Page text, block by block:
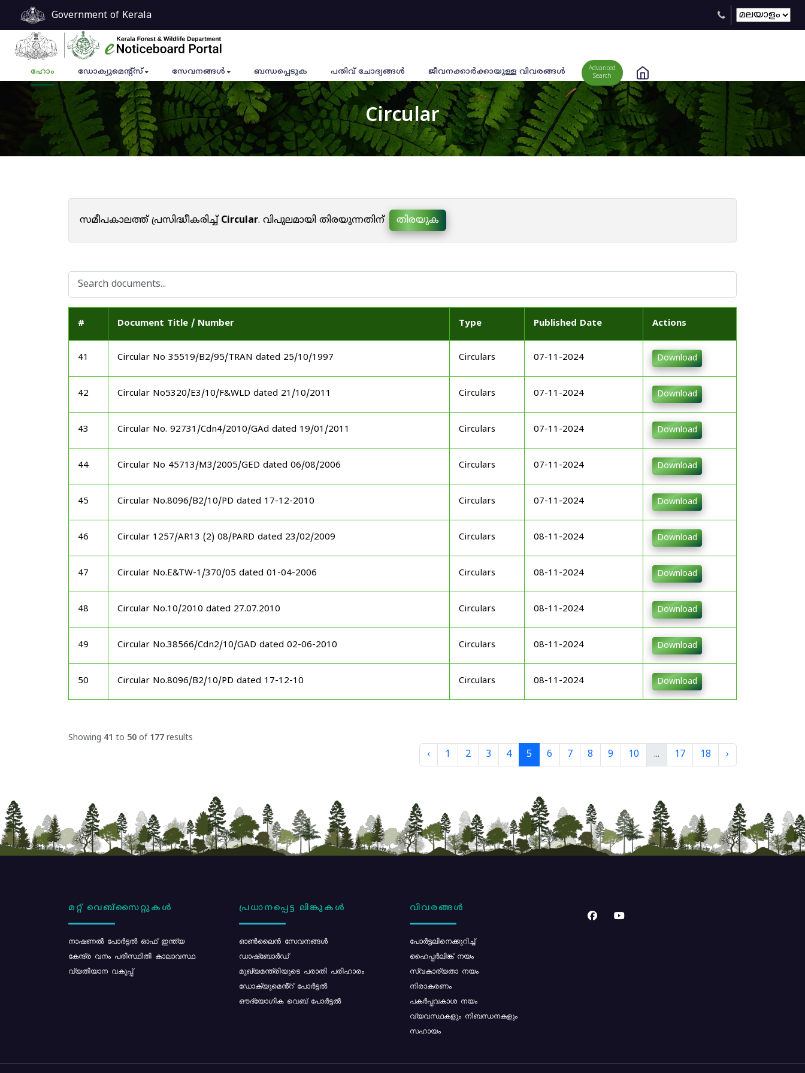
Government of Kerala
ഹോം ഡോക്യുമെൻ്റ്സ് സേവനങ്ങൾ ബന്ധപ്പെടുക പതിവ് ചോദ്യങ്ങൾ ജീവനക്കാര്‍ക്കായുള്ള വിവരങ്ങള്‍
Advanced
Search
Circular
സമീപകാലത്ത് പ്രസിദ്ധീകരിച്ച്Circular. വിപുലമായി തിരയുന്നതിന് തിരയുക
# Document Title / Number Type Published Date Actions
41 Circular No 35519/B2/95/TRAN dated 25/10/1997 Circulars 07-11-2024 Download
42 Circular No5320/E3/10/F&WLD dated 21/10/2011 Circulars 07-11-2024 Download
43 Circular No. 92731/Cdn4/2010/GAd dated 19/01/2011 Circulars 07-11-2024 Download
44 Circular No 45713/M3/2005/GED dated 06/08/2006 Circulars 07-11-2024 Download
45 Circular No.8096/B2/10/PD dated 17-12-2010 Circulars 07-11-2024 Download
46 Circular 1257/AR13 (2) 08/PARD dated 23/02/2009 Circulars 08-11-2024 Download
47 Circular No.E&TW-1/370/05 dated 01-04-2006 Circulars 08-11-2024 Download
48 Circular No.10/2010 dated 27.07.2010 Circulars 08-11-2024 Download
49 Circular No.38566/Cdn2/10/GAD dated 02-06-2010 Circulars 08-11-2024 Download
50 Circular No.8096/B2/10/PD dated 17-12-10 Circulars 08-11-2024 Download
Showing 41 to 50 of 177 results
‹ 1 2 3 4 5 6 7 8 9 10 ... 17 18 ›
മറ്റ് വെബ്സൈറ്റുകൾ
നാഷണൽ പോർട്ടൽ ഓഫ് ഇന്ത്യ
കേന്ദ്ര വനം പരിസ്ഥിതി കാലാവസ്ഥ
വ്യതിയാന വകുപ്പ്
പ്രധാനപ്പെട്ട ലിങ്കുകൾ
ഓൺലൈൻ സേവനങ്ങൾ
ഡാഷ്ബോർഡ്
മുഖ്യമന്ത്രിയുടെ പരാതി പരിഹാരം
ഡോക്യുമെൻ്റ് പോർട്ടൽ
ഔദ്യോഗിക വെബ് പോർട്ടൽ
വിവരങ്ങൾ
പോര്‍ട്ടലിനെക്കുറിച്ച്
ഹൈപ്പർലിങ്ക് നയം
സ്വകാര്യതാ നയം
നിരാകരണം
പകർപ്പവകാശ നയം
വ്യവസ്ഥകളും നിബന്ധനകളും
സഹായം